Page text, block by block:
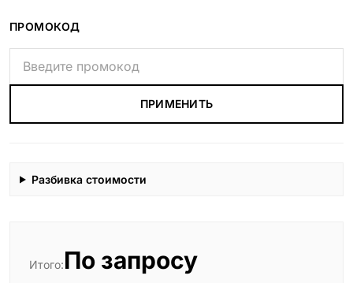
ПРОМОКОД
ПРИМЕНИТЬ
Разбивка стоимости
Итого:По запросу